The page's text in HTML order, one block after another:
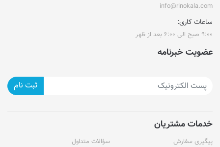
info@rinokala.com
ساعات کاری:
۹:۰۰ صبح الی ۶:۰۰ بعد از ظهر
عضویت خبرنامه
ثبت نام
خدمات مشتریان
پیگیری سفارش
سؤالات متداول